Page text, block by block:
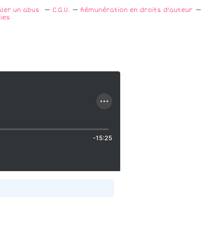
un abus C.G.U.
Rémunération en droits d'auteur
-15:25